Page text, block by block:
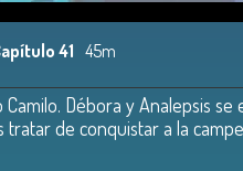
41 45m
Débora y Analepsis
de conquistar a la